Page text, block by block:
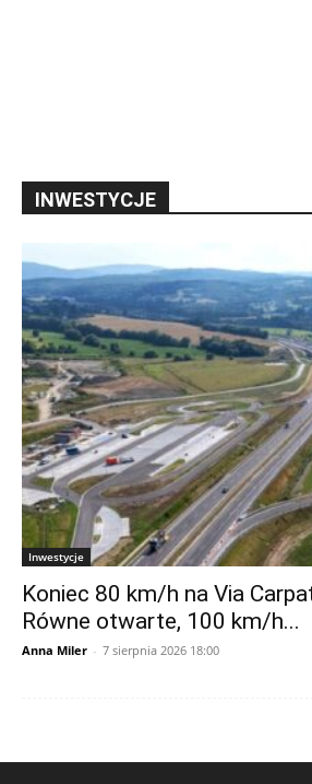
INWESTYCJE
Inwestycje
Koniec 80 km/h na Via
Równe otwarte, 100 km/h...
Anna Miler - 7 sierpnia 2026 18:00